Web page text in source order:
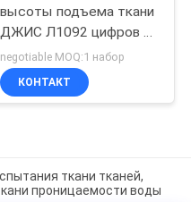
высоты подъема ткани
ДЖИС Л1092 цифров с
экраном касания ЛКД
negotiable MOQ:1 набор
КОНТАКТ
ткани тканей,
проницаемости воды